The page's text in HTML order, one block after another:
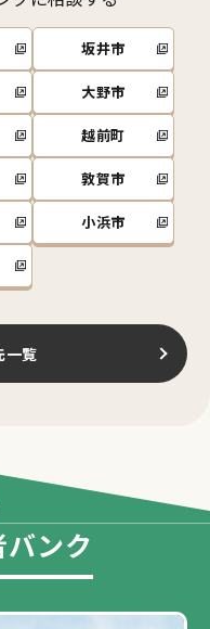
坂井市
大野市
越前町
敦賀市
小浜市
一覧
ンク